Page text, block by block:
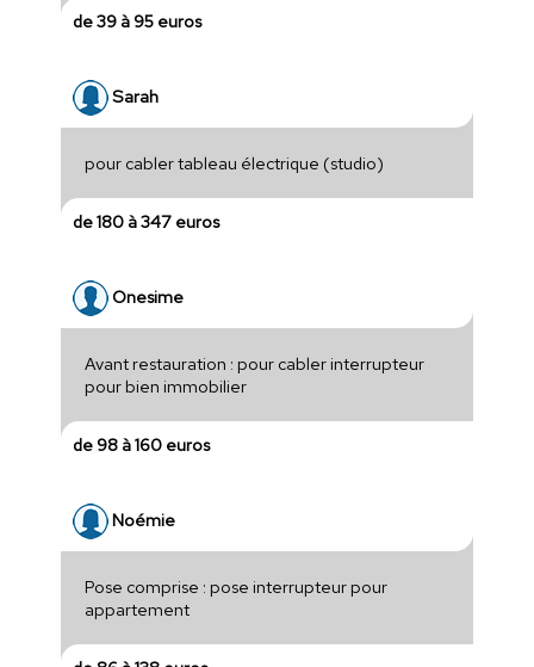
de 39 à 95 euros
Sarah
pour cabler tableau électrique (studio)
de 180 à 347 euros
Onesime
Avant restauration : pour cabler interrupteur
pour bien immobilier
de 98 à 160 euros
Noémie
Pose comprise : pose interrupteur pour
appartement